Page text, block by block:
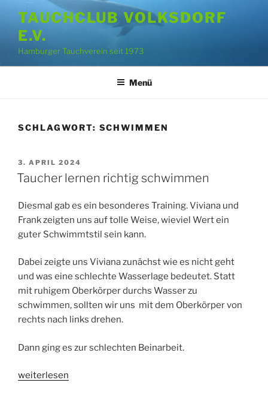
Inhalt
springen
TAUCHCLUB VOLKSDORF
E.V.
Hamburger Tauchverein seit 1973
Menü
SCHLAGWORT: SCHWIMMEN
VERÖFFENTLICHT
AM
3. APRIL 2024
Taucher lernen richtig schwimmen
Diesmal gab es ein besonderes Training. Viviana und
Frank zeigten uns auf tolle Weise, wieviel Wert ein
guter Schwimmtstil sein kann.
Dabei zeigte uns Viviana zunächst wie es nicht geht
und was eine schlechte Wasserlage bedeutet. Statt
mit ruhigem Oberkörper durchs Wasser zu
schwimmen, sollten wir uns mit dem Oberkörper von
rechts nach links drehen.
Dann ging es zur schlechten Beinarbeit.
„Taucher
weiterlesen